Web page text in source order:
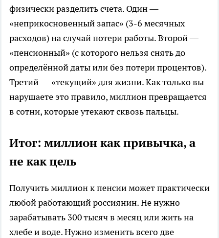
физически разделить счета. Один —
«неприкосновенный запас» (3-6 месячных
расходов) на случай потери работы. Второй —
«пенсионный» (с которого нельзя снять до
определённой даты или без потери процентов).
Третий — «текущий» для жизни. Как только вы
нарушаете это правило, миллион превращается
в сотни, которые утекают сквозь пальцы.
Итог: миллион как привычка, а
не как цель
Получить миллион к пенсии может практически
любой работающий россиянин. Не нужно
зарабатывать 300 тысяч в месяц или жить на
хлебе и воде. Нужно изменить всего две